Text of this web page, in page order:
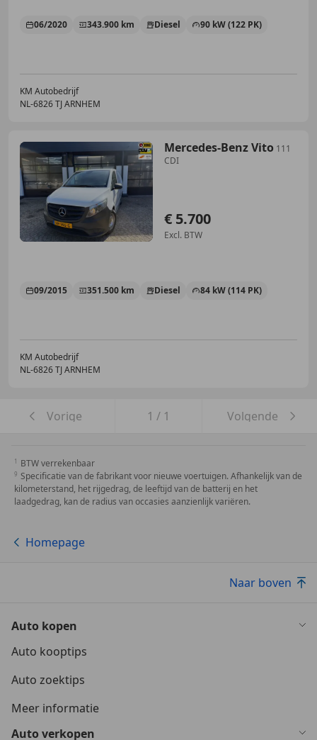
06/2020 343.900 km Diesel 90 kW (122 PK)
KM Autobedrijf
NL-6826 TJ ARNHEM
Mercedes-Benz Vito 111
CDI
€ 5.700
Excl. BTW
09/2015 351.500 km Diesel 84 kW (114 PK)
KM Autobedrijf
NL-6826 TJ ARNHEM
Vorige 1 / 1 Volgende
BTW verrekenbaar
Specificatie van de fabrikant voor nieuwe voertuigen. Afhankelijk van de
kilometerstand, het rijgedrag, de leeftijd van de batterij en het
laadgedrag, kan de radius van occasies aanzienlijk variëren.
Homepage
Naar boven
Auto kopen
Auto kooptips
Auto zoektips
Meer informatie
Auto verkopen